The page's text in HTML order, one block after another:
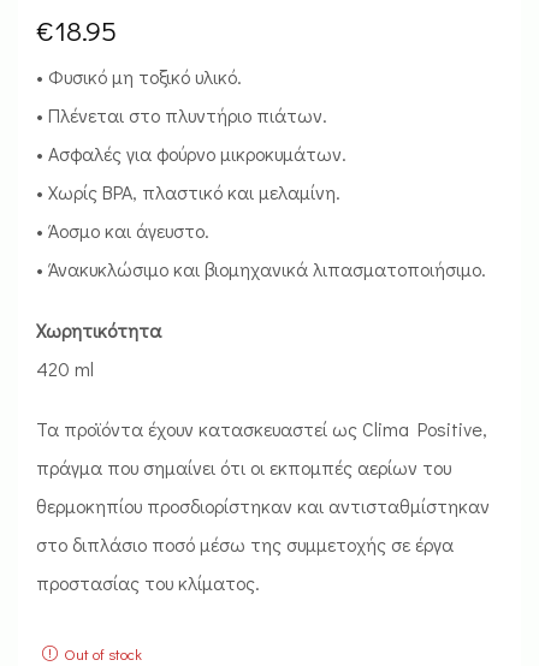
€18.95
• Φυσικό μη τοξικό υλικό.
• Πλένεται στο πλυντήριο πιάτων.
• Ασφαλές για φούρνο μικροκυμάτων.
• Χωρίς BPA, πλαστικό και μελαμίνη.
• Άοσμο και άγευστο.
• Άνακυκλώσιμο και βιομηχανικά λιπασματοποιήσιμο.
Χωρητικότητα
420 ml
Τα προϊόντα έχουν κατασκευαστεί ως Clima Positive,
πράγμα που σημαίνει ότι οι εκπομπές αερίων του
θερμοκηπίου προσδιορίστηκαν και αντισταθμίστηκαν
στο διπλάσιο ποσό μέσω της συμμετοχής σε έργα
προστασίας του κλίματος.
Out of stock